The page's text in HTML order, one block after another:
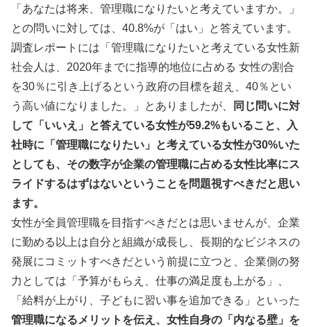
「あなたは将来、管理職になりたいと考えていますか。」
との問いに対しては、40.8%が「はい」と答えています。
調査レポートには「管理職になりたいと考えている女性新
社会人は、2020年までに指導的地位に占める 女性の割合
を30％に引き上げるという政府の目標を超え、40％とい
う高い値になりました。」とありましたが、
同じ問いに対
して「いいえ」と答えている女性が59.2%もいること、入
社時に「管理職になりたい」と考えている女性が30%いた
としても、その数字が企業の管理職に占める女性比率にス
ライドするはずはないということを問題視すべきだと思い
ます。
女性が全員管理職を目指すべきだとは思いませんが、企業
に勤める以上は自分と組織が成長し、長期的なビジネスの
発展にコミットすべきだという前提に立つと、企業側の努
力としては「予算がもらえ、仕事の満足度も上がる」、
「給料が上がり、子どもに習い事を追加できる」といった
管理職になるメリットを伝え、女性自身の「内なる壁」を